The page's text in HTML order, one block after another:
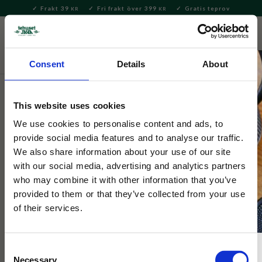
Consent Details About
This website uses cookies
We use cookies to personalise content and ads, to
provide social media features and to analyse our traffic.
We also share information about your use of our site
with our social media, advertising and analytics partners
who may combine it with other information that you’ve
provided to them or that they’ve collected from your use
of their services.
Necessary
Meny
Frakt 39 KR Fri frakt över 399 KR Gratis teprov
Presenter och set
Tepåsefat/Sojafat Puffer Fish Blue
9x1,6cm
Litet fyrkantigt fat till mindre tillbehör som soja, smör, petit
four etc. Fungerar även utmärkt som tepåsefat.